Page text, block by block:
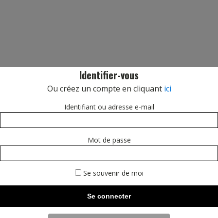
Identifier-vous
Ou créez un compte en cliquant ici
Identifiant ou adresse e-mail
Mot de passe
Se souvenir de moi